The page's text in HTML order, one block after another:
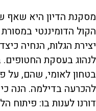
מסקנת הדיון היא שאף
הקול הדומיננטי
יצירת הגלות, הנחיה
לנהוג בעסקת
בטחון לאומי, שהם, על
להכרעה בדילמה. הנה
דורנו לענות בו: פיתוח